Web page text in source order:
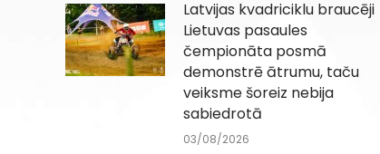
Latvijas kvadriciklu braucēji
Lietuvas pasaules
čempionāta posmā
demonstrē ātrumu, taču
veiksme šoreiz nebija
sabiedrotā
03/08/2026